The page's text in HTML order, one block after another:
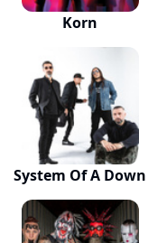
Korn
System Of A Down